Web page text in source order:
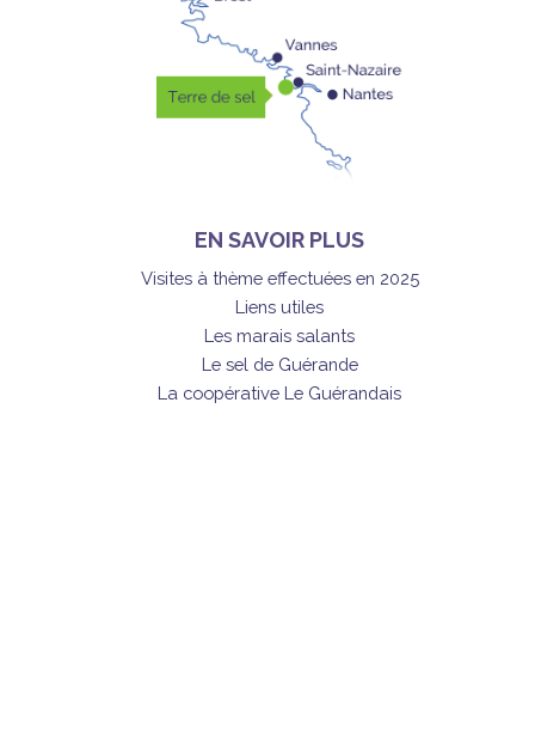
EN SAVOIR PLUS
Visites à thème effectuées en 2025
Liens utiles
Les marais salants
Le sel de Guérande
La coopérative Le Guérandais